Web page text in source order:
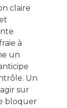
claire
à
un
Un
sur
bloquer